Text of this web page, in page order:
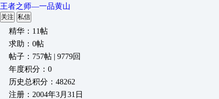
王者之师—一品黄山
关注 私信
精华：11帖
求助：0帖
帖子：757帖 | 9779回
年度积分：0
历史总积分：48262
注册：2004年3月31日